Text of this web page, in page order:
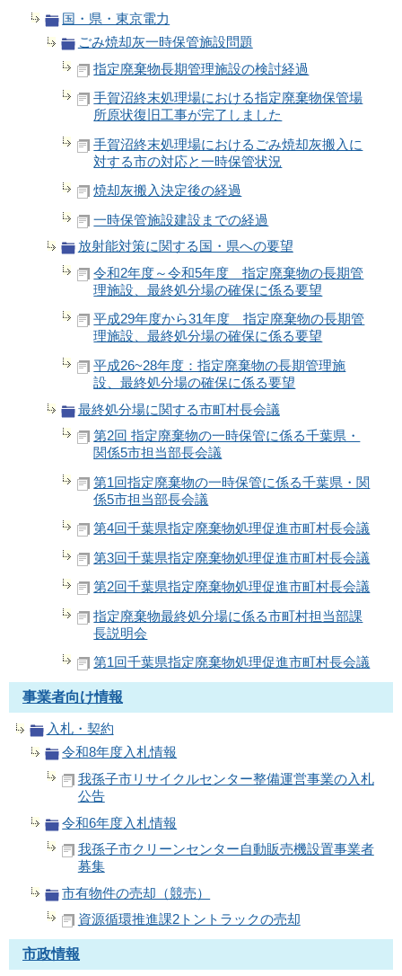
国・県・東京電力
ごみ焼却灰一時保管施設問題
指定廃棄物長期管理施設の検討経過
手賀沼終末処理場における指定廃棄物保管場
所原状復旧工事が完了しました
手賀沼終末処理場におけるごみ焼却灰搬入に
対する市の対応と一時保管状況
焼却灰搬入決定後の経過
一時保管施設建設までの経過
放射能対策に関する国・県への要望
令和2年度～令和5年度 指定廃棄物の長期管
理施設、最終処分場の確保に係る要望
平成29年度から31年度 指定廃棄物の長期管
理施設、最終処分場の確保に係る要望
平成26~28年度：指定廃棄物の長期管理施
設、最終処分場の確保に係る要望
最終処分場に関する市町村長会議
第2回 指定廃棄物の一時保管に係る千葉県・
関係5市担当部長会議
第1回指定廃棄物の一時保管に係る千葉県・関
係5市担当部長会議
第4回千葉県指定廃棄物処理促進市町村長会議
第3回千葉県指定廃棄物処理促進市町村長会議
第2回千葉県指定廃棄物処理促進市町村長会議
指定廃棄物最終処分場に係る市町村担当部課
長説明会
第1回千葉県指定廃棄物処理促進市町村長会議
事業者向け情報
入札・契約
令和8年度入札情報
我孫子市リサイクルセンター整備運営事業の入札
公告
令和6年度入札情報
我孫子市クリーンセンター自動販売機設置事業者
募集
市有物件の売却（競売）
資源循環推進課2トントラックの売却
市政情報